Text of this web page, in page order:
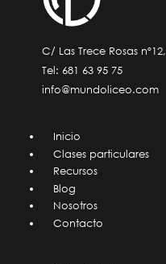
C/ Las Trece Rosas
Tel: 681 63 95 75
info@mundoliceo.com
Inicio
Clases particulares
Recursos
Blog
Nosotros
Contacto